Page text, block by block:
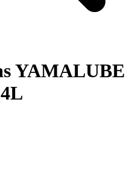
YAMALUBE